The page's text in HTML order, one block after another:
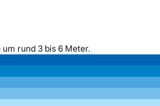
rund 3 bis 6 Meter.